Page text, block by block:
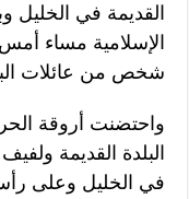
القديمة في الخليل
شخص من عائلات
واحتضنت أروقة
البلدة القديمة
في الخليل وعلى